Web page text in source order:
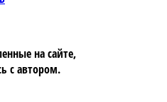
на сайте,
с автором.